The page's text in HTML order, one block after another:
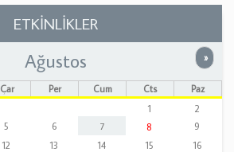
ETKİNLİKLER
»
Ağustos
Çar Per Cum Cts
Paz
1
2
5 6 7 8
9
12 13 14 15
16